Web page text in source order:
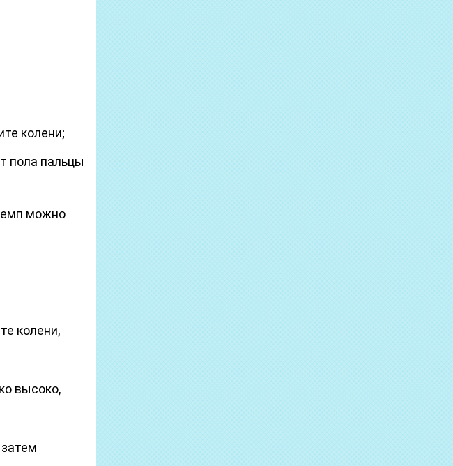
колени;
пола пальцы
можно
колени,
высоко,